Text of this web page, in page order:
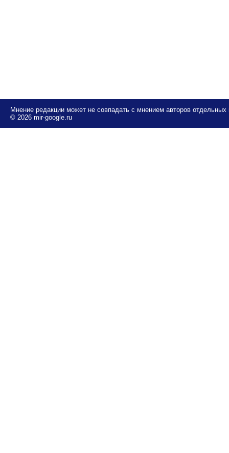
Мнение редакции может не совпадать с мнением авторов отдельных
© 2026 mir-google.ru